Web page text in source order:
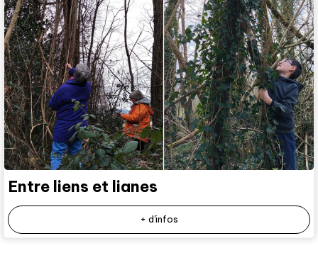
Entre liens et lianes
+ d'infos